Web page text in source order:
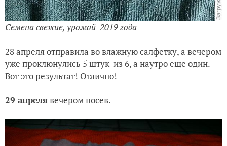
Семена свежие, урожай 2019 года
28 апреля отправила во влажную салфетку, а вечером
уже проклюнулись 5 штук из 6, а наутро еще один.
Вот это результат! Отлично!
29 апрелявечером посев.